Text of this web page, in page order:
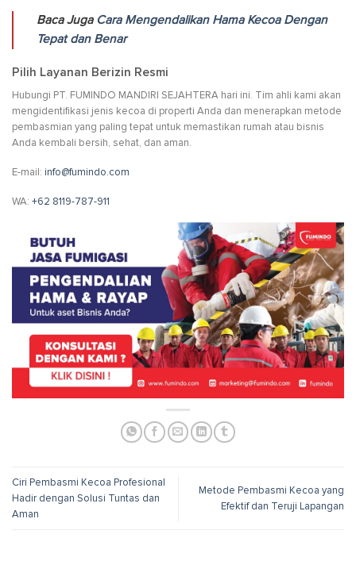
Baca Juga Cara Mengendalikan Hama Kecoa Dengan
Tepat dan Benar
Pilih Layanan Berizin Resmi
Hubungi PT. FUMINDO MANDIRI SEJAHTERA hari ini. Tim ahli kami akan
mengidentifikasi jenis kecoa di properti Anda dan menerapkan metode
pembasmian yang paling tepat untuk memastikan rumah atau bisnis
Anda kembali bersih, sehat, dan aman.
E-mail: info@fumindo.com
WA: +62 8119-787-911
Ciri Pembasmi Kecoa Profesional
Hadir dengan Solusi Tuntas dan
Aman
Metode Pembasmi Kecoa yang
Efektif dan Teruji Lapangan